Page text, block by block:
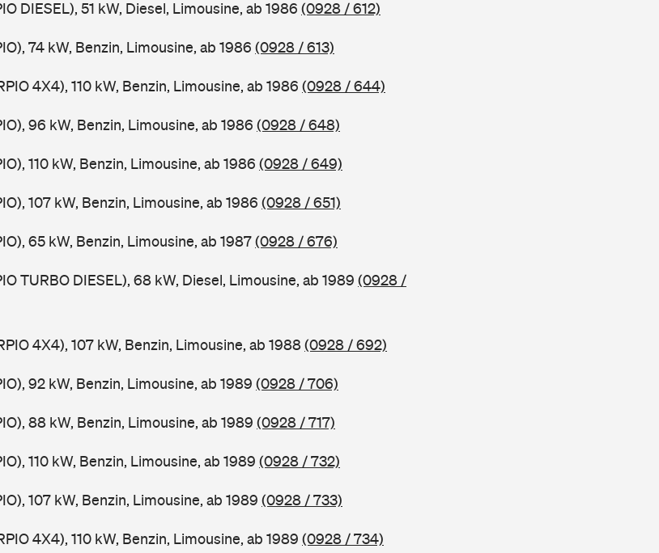
DIESEL), 51 kW, Diesel, Limousine, ab 1986 (0928 / 612)
74 kW, Benzin, Limousine, ab 1986 (0928 / 613)
4X4), 110 kW, Benzin, Limousine, ab 1986 (0928 / 644)
96 kW, Benzin, Limousine, ab 1986 (0928 / 648)
110 kW, Benzin, Limousine, ab 1986 (0928 / 649)
107 kW, Benzin, Limousine, ab 1986 (0928 / 651)
65 kW, Benzin, Limousine, ab 1987(0928 / 676)
TURBO DIESEL), 68 kW, Diesel, Limousine, ab 1989 (0928 /
4X4), 107 kW, Benzin, Limousine, ab 1988(0928 / 692)
92 kW, Benzin, Limousine, ab 1989 (0928 / 706)
88 kW, Benzin, Limousine, ab 1989 (0928 / 717)
110 kW, Benzin, Limousine, ab 1989 (0928 / 732)
107 kW, Benzin, Limousine, ab 1989 (0928 / 733)
4X4), 110 kW, Benzin, Limousine, ab 1989 (0928 / 734)